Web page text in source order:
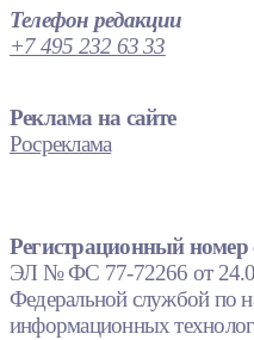
Телефон редакции
+7 495 232 63 33
Реклама на сайте
Росреклама
Регистрационный номер
ЭЛ № ФС 77-72266 от
Федеральной службой по
информационных